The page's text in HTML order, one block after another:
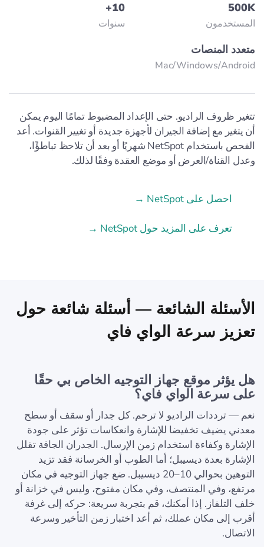
500K
المستخدمون
10+
سنوات
متعدد المنصات
Mac/Windows/Аndroid
تتغير ظروف الراديو. حتى الإعداد المضبوط تمامًا اليوم يمكن
أن يتغير مع إضافة الجيران لأجهزة جديدة أو تغيير القنوات. أعد
الفحص باستخدام NetSpot شهريًا أو بعد أن تلاحظ تباطؤًا،
وعدل القناة/العرض أو موضع العقدة وفقًا لذلك.
احصل على NetSpot →
تعرف على المزيد حول NetSpot →
الأسئلة الشائعة — أسئلة شائعة حول
تعزيز سرعة الواي فاي
هل يؤثر موقع جهاز التوجيه الخاص بي حقًا
على سرعة الواي فاي؟
نعم — ترددات الراديو لا ترحم. كل جدار أو سقف أو سطح
معدني يضيف تخفيضا للإشارة وانعكاسات تؤثر على جودة
الإشارة وكفاءة استخدام زمن الإرسال. الجدران الجافة تقلل
الإشارة بعدة ديسيبل؛ أما الطوب أو الخرسانة فقد تزيد
التوهين بحوالي 10–20 ديسيبل. ضع جهاز التوجيه في مكان
مرتفع، وفي المنتصف، وفي مكان مفتوح، وليس في خزانة أو
خلف التلفاز. إذا أمكنك، قم بتجربة سريعة: حركه إلى غرفة
أقرب إلى مكان عملك، ثم أعد اختبار زمن التأخير وسرعة
الاتصال.